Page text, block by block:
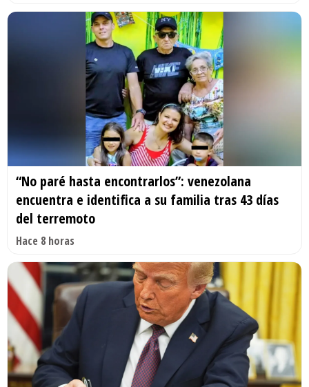
“No paré hasta encontrarlos”: venezolana
encuentra e identifica a su familia tras 43 días
del terremoto
Hace 8 horas